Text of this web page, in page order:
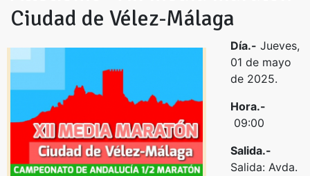
Ciudad de Vélez-Málaga
Día.- Jueves,
01 de mayo
de 2025.
Hora.-
09:00
Salida.-
Salida: Avda.